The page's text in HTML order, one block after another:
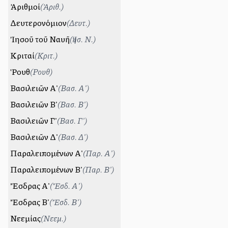
Ἀριθμοί(Ἀριθ.)
Δευτερονόμιον(Δευτ.)
Ἰησοῦ τοῦ Ναυῆ(Ἰησ. Ν.)
Κριταί(Κριτ.)
Ῥουθ(Ρουθ)
Βασιλειῶν Α'(Βασ. Α')
Βασιλειῶν Β'(Βασ. Β')
Βασιλειῶν Γ'(Βασ. Γ')
Βασιλειῶν Δ'(Βασ. Δ')
Παραλειπομένων Α'(Παρ. Α')
Παραλειπομένων Β'(Παρ. Β')
Ἔσδρας Α'(Ἔσδ. Α')
Ἔσδρας Β'(Ἔσδ. Β')
Νεεμίας(Νεεμ.)